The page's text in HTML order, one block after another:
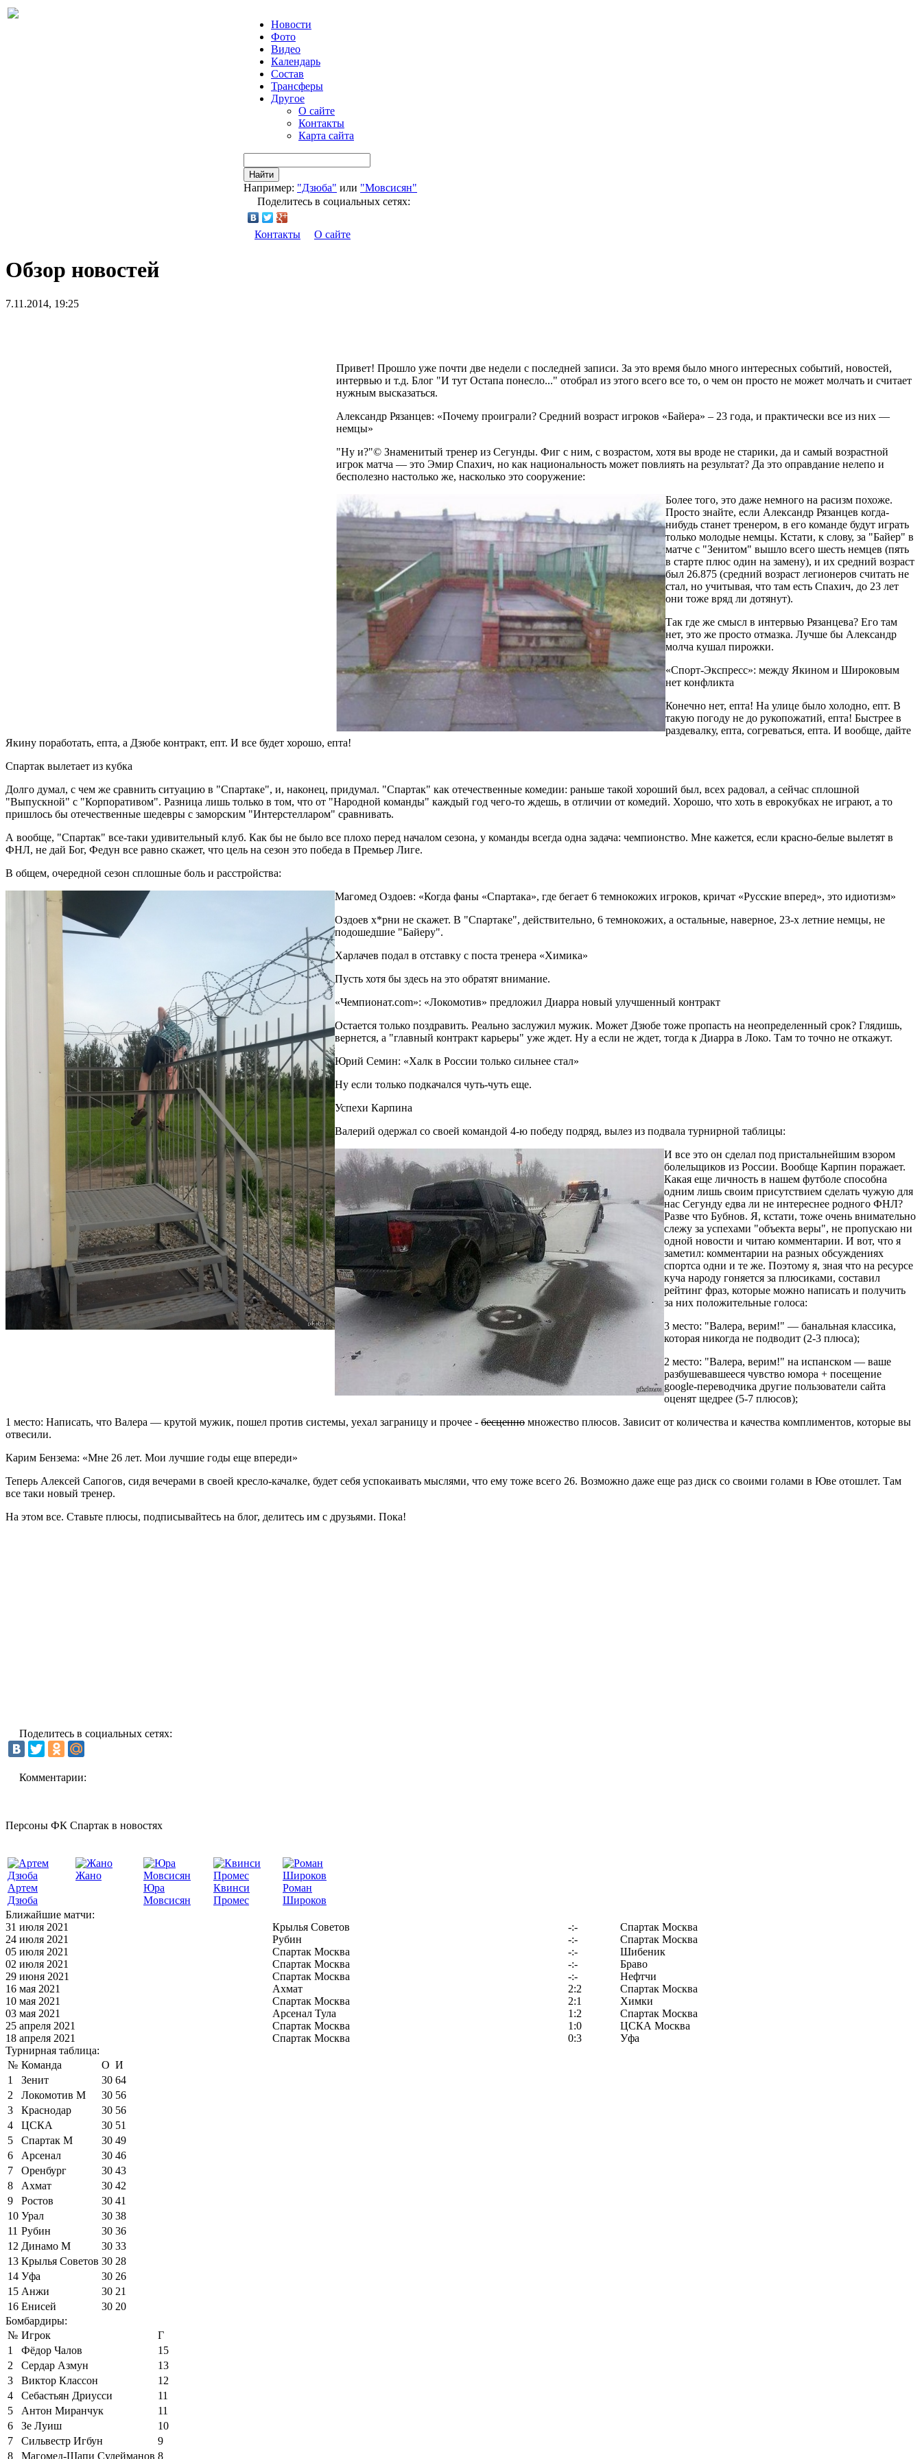
Новости
Фото
Видео
Календарь
Состав
Трансферы
Другое
О сайте
Контакты
Карта сайта
Найти
Например: "Дзюба" или "Мовсисян"
Поделитесь в социальных сетях:
Контакты О сайте
Обзор новостей
7.11.2014, 19:25
Привет! Прошло уже почти две недели с последней записи. За это время было много интересных событий, новостей,
интервью и т.д. Блог "И тут Остапа понесло..." отобрал из этого всего все то, о чем он просто не может молчать и считает
нужным высказаться.
Александр Рязанцев: «Почему проиграли? Средний возраст игроков «Байера» – 23 года, и практически все из них —
немцы»
"Ну и?"© Знаменитый тренер из Сегунды. Фиг с ним, с возрастом, хотя вы вроде не старики, да и самый возрастной
игрок матча — это Эмир Спахич, но как национальность может повлиять на результат? Да это оправдание нелепо и
бесполезно настолько же, насколько это сооружение:
Более того, это даже немного на расизм похоже.
Просто знайте, если Александр Рязанцев когда-
нибудь станет тренером, в его команде будут играть
только молодые немцы. Кстати, к слову, за "Байер" в
матче с "Зенитом" вышло всего шесть немцев (пять
в старте плюс один на замену), и их средний возраст
был 26.875 (средний возраст легионеров считать не
стал, но учитывая, что там есть Спахич, до 23 лет
они тоже вряд ли дотянут).
Так где же смысл в интервью Рязанцева? Его там
нет, это же просто отмазка. Лучше бы Александр
молча кушал пирожки.
«Спорт-Экспресс»: между Якином и Широковым
нет конфликта
Конечно нет, епта! На улице было холодно, епт. В
такую погоду не до рукопожатий, епта! Быстрее в
раздевалку, епта, согреваться, епта. И вообще, дайте
Якину поработать, епта, а Дзюбе контракт, епт. И все будет хорошо, епта!
Спартак вылетает из кубка
Долго думал, с чем же сравнить ситуацию в "Спартаке", и, наконец, придумал. "Спартак" как отечественные комедии: раньше такой хороший был, всех радовал, а сейчас сплошной
"Выпускной" с "Корпоративом". Разница лишь только в том, что от "Народной команды" каждый год чего-то ждешь, в отличии от комедий. Хорошо, что хоть в еврокубках не играют, а то
пришлось бы отечественные шедевры с заморским "Интерстелларом" сравнивать.
А вообще, "Спартак" все-таки удивительный клуб. Как бы не было все плохо перед началом сезона, у команды всегда одна задача: чемпионство. Мне кажется, если красно-белые вылетят в
ФНЛ, не дай Бог, Федун все равно скажет, что цель на сезон это победа в Премьер Лиге.
В общем, очередной сезон сплошные боль и расстройства:
Магомед Оздоев: «Когда фаны «Спартака», где бегает 6 темнокожих игроков, кричат «Русские вперед», это идиотизм»
Оздоев х*рни не скажет. В "Спартаке", действительно, 6 темнокожих, а остальные, наверное, 23-х летние немцы, не
подошедшие "Байеру".
Харлачев подал в отставку с поста тренера «Химика»
Пусть хотя бы здесь на это обратят внимание.
«Чемпионат.com»: «Локомотив» предложил Диарра новый улучшенный контракт
Остается только поздравить. Реально заслужил мужик. Может Дзюбе тоже пропасть на неопределенный срок? Глядишь,
вернется, а "главный контракт карьеры" уже ждет. Ну а если не ждет, тогда к Диарра в Локо. Там то точно не откажут.
Юрий Семин: «Халк в России только сильнее стал»
Ну если только подкачался чуть-чуть еще.
Успехи Карпина
Валерий одержал со своей командой 4-ю победу подряд, вылез из подвала турнирной таблицы:
И все это он сделал под пристальнейшим взором
болельщиков из России. Вообще Карпин поражает.
Какая еще личность в нашем футболе способна
одним лишь своим присутствием сделать чужую для
нас Сегунду едва ли не интереснее родного ФНЛ?
Разве что Бубнов. Я, кстати, тоже очень внимательно
слежу за успехами "объекта веры", не пропускаю ни
одной новости и читаю комментарии. И вот, что я
заметил: комментарии на разных обсуждениях
спортса одни и те же. Поэтому я, зная что на ресурсе
куча народу гоняется за плюсиками, составил
рейтинг фраз, которые можно написать и получить
за них положительные голоса:
3 место: "Валера, верим!" — банальная классика,
которая никогда не подводит (2-3 плюса);
2 место: "Валера, верим!" на испанском — ваше
разбушевавшееся чувство юмора + посещение
google-переводчика другие пользователи сайта
оценят щедрее (5-7 плюсов);
1 место: Написать, что Валера — крутой мужик, пошел против системы, уехал заграницу и прочее - бесценно множество плюсов. Зависит от количества и качества комплиментов, которые вы
отвесили.
Карим Бензема: «Мне 26 лет. Мои лучшие годы еще впереди»
Теперь Алексей Сапогов, сидя вечерами в своей кресло-качалке, будет себя успокаивать мыслями, что ему тоже всего 26. Возможно даже еще раз диск со своими голами в Юве отошлет. Там
все таки новый тренер.
На этом все. Ставьте плюсы, подписывайтесь на блог, делитесь им с друзьями. Пока!
Поделитесь в социальных сетях:
Комментарии:
Персоны ФК Спартак в новостях
Артем
Дзюба
Жано
Юра
Мовсисян
Квинси
Промес
Роман
Широков
Ближайшие матчи:
31 июля 2021
Крылья Советов -:-
Спартак Москва
24 июля 2021
Рубин -:-
Спартак Москва
05 июля 2021
Спартак Москва -:-
Шибеник
02 июля 2021
Спартак Москва -:-
Браво
29 июня 2021
Спартак Москва -:-
Нефтчи
16 мая 2021
Ахмат 2:2
Спартак Москва
10 мая 2021
Спартак Москва 2:1
Химки
03 мая 2021
Арсенал Тула 1:2
Спартак Москва
25 апреля 2021
Спартак Москва 1:0
ЦСКА Москва
18 апреля 2021
Спартак Москва 0:3
Уфа
Турнирная таблица:
№ Команда О И
1
Зенит 30 64
2
Локомотив М 30 56
3
Краснодар 30 56
4
ЦСКА 30 51
5
Спартак М 30 49
6
Арсенал 30 46
7
Оренбург 30 43
8
Ахмат 30 42
9
Ростов 30 41
10 Урал 30 38
11 Рубин 30 36
12 Динамо М 30 33
13 Крылья Советов 30 28
14 Уфа 30 26
15 Анжи 30 21
16 Енисей 30 20
Бомбардиры:
№ Игрок
Г
1
Фёдор Чалов
15
2
Сердар Азмун
13
3
Виктор Классон
12
4
Себастьян Дриусси
11
5
Антон Миранчук
11
6
Зе Луиш
10
7
Сильвестр Игбун
9
8
Магомед-Шапи Сулейманов 8